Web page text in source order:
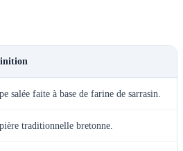
salée faite à base de farine de sarrasin.
traditionnelle bretonne.